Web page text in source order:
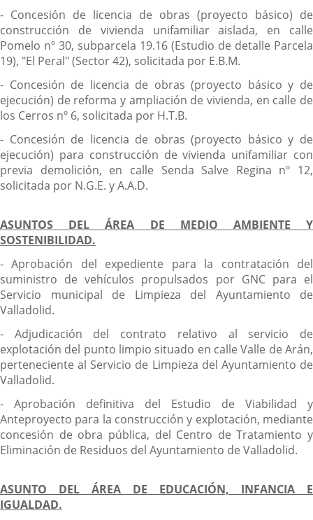
- Concesión de licencia de obras (proyecto básico) de
construcción de vivienda unifamiliar aislada, en calle
Pomelo nº 30, subparcela 19.16 (Estudio de detalle Parcela
19), "El Peral" (Sector 42), solicitada por E.B.M.
- Concesión de licencia de obras (proyecto básico y de
ejecución) de reforma y ampliación de vivienda, en calle de
los Cerros nº 6, solicitada por H.T.B.
- Concesión de licencia de obras (proyecto básico y de
ejecución) para construcción de vivienda unifamiliar con
previa demolición, en calle Senda Salve Regina nº 12,
solicitada por N.G.E. y A.A.D.
ASUNTOS DEL ÁREA DE MEDIO AMBIENTE Y
SOSTENIBILIDAD.
- Aprobación del expediente para la contratación del
suministro de vehículos propulsados por GNC para el
Servicio municipal de Limpieza del Ayuntamiento de
Valladolid.
- Adjudicación del contrato relativo al servicio de
explotación del punto limpio situado en calle Valle de Arán,
perteneciente al Servicio de Limpieza del Ayuntamiento de
Valladolid.
- Aprobación definitiva del Estudio de Viabilidad y
Anteproyecto para la construcción y explotación, mediante
concesión de obra pública, del Centro de Tratamiento y
Eliminación de Residuos del Ayuntamiento de Valladolid.
ASUNTO DEL ÁREA DE EDUCACIÓN, INFANCIA E
IGUALDAD.